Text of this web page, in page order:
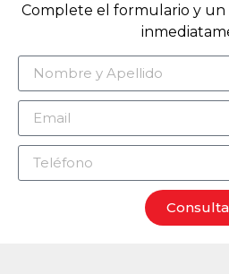
Complete el formulario y un